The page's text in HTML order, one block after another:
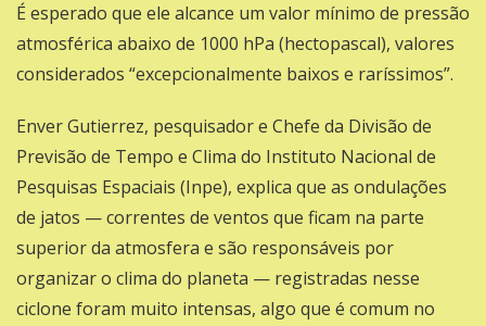
É esperado que ele alcance um valor mínimo de pressão
atmosférica abaixo de 1000 hPa (hectopascal), valores
considerados “excepcionalmente baixos e raríssimos”.
Enver Gutierrez, pesquisador e Chefe da Divisão de
Previsão de Tempo e Clima do Instituto Nacional de
Pesquisas Espaciais (Inpe), explica que as ondulações
de jatos — correntes de ventos que ficam na parte
superior da atmosfera e são responsáveis por
organizar o clima do planeta — registradas nesse
ciclone foram muito intensas, algo que é comum no